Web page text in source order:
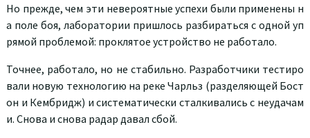
Но прежде, чем эти невероятные успехи были применены н
а поле боя, лаборатории пришлось разбираться с одной уп
рямой проблемой: проклятое устройство не работало.
Точнее, работало, но не стабильно. Разработчики тестиро
вали новую технологию на реке Чарльз (разделяющей Бост
он и Кембридж) и систематически сталкивались с неудачам
и. Снова и снова радар давал сбой.